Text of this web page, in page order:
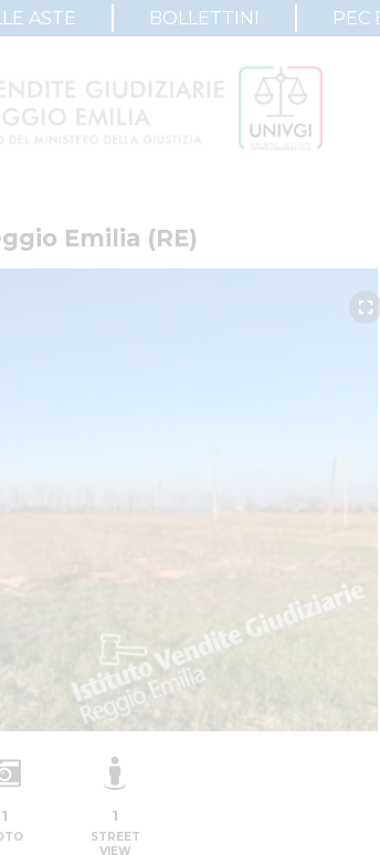
ASTE BOLLETTINI PEC
Emilia (RE)
1 1
STREET
VIEW